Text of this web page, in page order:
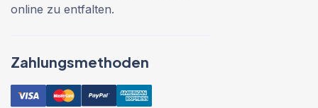
online zu entfalten.
Zahlungsmethoden